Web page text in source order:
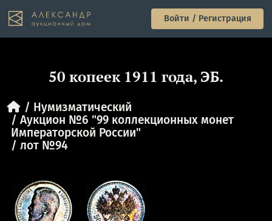
Войти / Регистрация
50 копеек 1911 года, ЭБ.
Нумизматический
Аукцион №6 "99 коллекционных монет
Императорской России"
лот №94